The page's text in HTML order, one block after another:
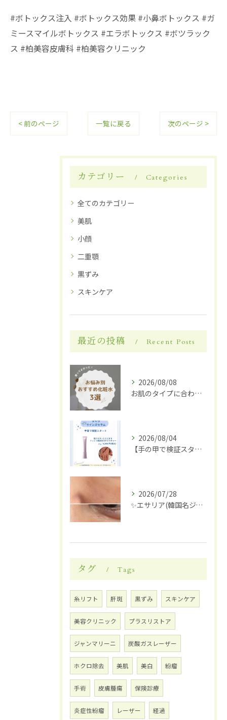
#ボトックス注入 #ボトックス効果 #小鼻ボトックス #ガ
ミースマイルボトックス #エラボトックス #ボツラック
ス #柏美容皮膚科 #柏美容クリニック
< 前のページ 一覧に戻る 次のページ >
カテゴリー Categories
全てのカテゴリー
美肌
小顔
二重顎
黒ずみ
スキンケア
最近の投稿 Recent Posts
2026/08/08
お肌のタイプに合わせた化粧水選び
2026/08/04
【手の甲で検証スタート】✋✨
2026/07/28
✨エサリア(韓国名ジュブアセル)導入します✨
タグ Tags
糸リフト 肝斑 黒ずみ スキンケア
美容クリニック プラスリストア
ジャンマリーニ 炭酸ガスレーザー
ホクロ除去 美肌 美白 紛瘤
手術 皮膚腫瘍 保険診療
炎症性紛瘤 レーザー 経過